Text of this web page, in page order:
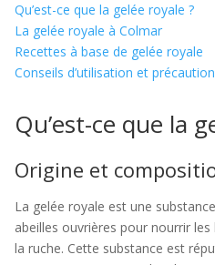
Qu’est-ce que la gelée royale ?
La gelée royale à Colmar
Recettes à base de gelée royale
Conseils d’utilisation et
Qu’est-ce que la
Origine et
La gelée royale est une
abeilles ouvrières pour nourrir les
la ruche. Cette substance est